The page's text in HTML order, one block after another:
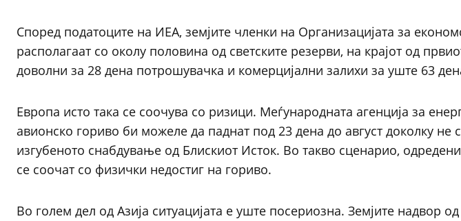
Според податоците на ИЕА, земјите членки на Организацијата за
располагаат со околу половина од светските резерви, на крајот од
доволни за 28 дена потрошувачка и комерцијални залихи за уште 63
Европа исто така се соочува со ризици. Меѓународната агенција за
авионско гориво би можеле да паднат под 23 дена до август доколку не
изгубеното снабдување од Блискиот Исток. Во такво сценарио,
се соочат со физички недостиг на гориво.
Во голем дел од Азија ситуацијата е уште посериозна. Земјите надвор